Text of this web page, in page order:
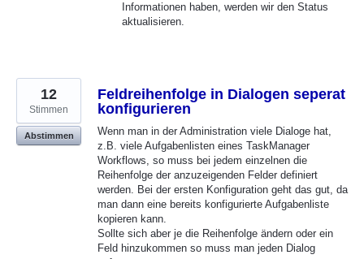
Informationen haben, werden wir den Status
aktualisieren.
Feldreihenfolge in Dialogen seperat
konfigurieren
Wenn man in der Administration viele Dialoge hat,
z.B. viele Aufgabenlisten eines TaskManager
Workflows, so muss bei jedem einzelnen die
Reihenfolge der anzuzeigenden Felder definiert
werden. Bei der ersten Konfiguration geht das gut, da
man dann eine bereits konfigurierte Aufgabenliste
kopieren kann.
Sollte sich aber je die Reihenfolge ändern oder ein
Feld hinzukommen so muss man jeden Dialog
12
Stimmen
Abstimmen